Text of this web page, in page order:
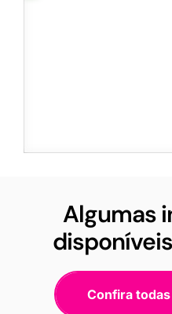
Algumas
Confira